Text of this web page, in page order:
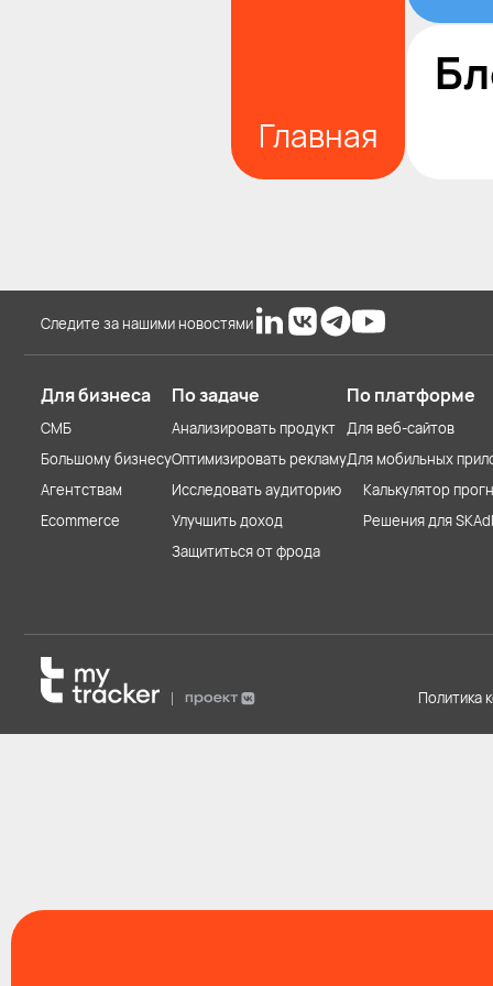
Главная
Следите за нашими новостями
Для бизнеса
СМБ
Большому бизнесу
Агентствам
Ecommerce
По задаче
Анализировать продукт
Оптимизировать рекламу
Исследовать аудиторию
Улучшить доход
Защититься от фрода
По платформе
Для веб-сайтов
Для мобильных
Калькулятор
Решения для
Политика